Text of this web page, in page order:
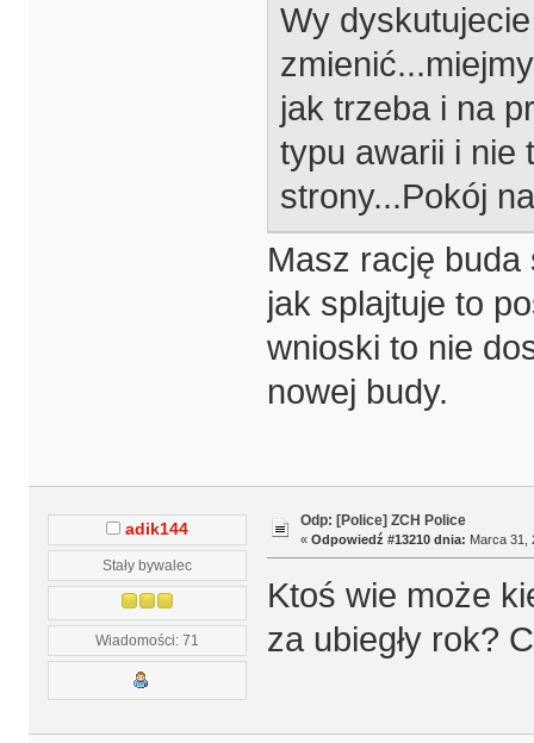
Wy
jak trzeba i na
typu awarii i nie
strony...Pokój
Masz rację buda
jak splajtuje to
wnioski to nie
nowej budy.
adik144
Stały bywalec
Wiadomości: 71
Odp: [Police] ZCH Police
« Odpowiedź #13210 dnia: Marca 31,
Ktoś wie może
za ubiegły rok?